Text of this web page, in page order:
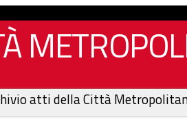
atti della Città